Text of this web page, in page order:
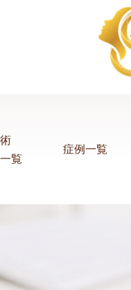
覧
症例一覧